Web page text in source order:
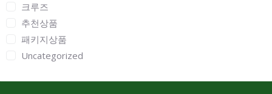
크루즈
추천상품
패키지상품
Uncategorized